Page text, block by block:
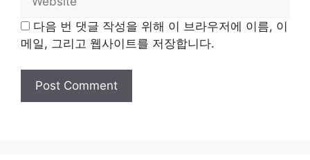
다음 번 댓글 작성을 위해 이 브라우저에 이름, 이
메일, 그리고 웹사이트를 저장합니다.